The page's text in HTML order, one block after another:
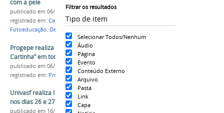
Filtrar os resultados
Tipo de item
Selecionar Todos/Nenhum
Áudio
Página
Evento
Conteúdo Externo
Arquivo
Pasta
Link
Capa
com a pele
publicado em 06/12/2018
registrado em: Campus Sede,Farmácia
Fotoeducação, Dezembro Laranja
Progepe realiza “Campanha de Natal Adote uma
Cartinha” em todos os campi da Univasf
publicado em 06/12/2022
registrado em: Progepe, Campanha, Natal
Univasf realiza I Campanha Outubro Rosa Pet
nos dias 26 e 27 de outubro
publicado em 16/10/2024